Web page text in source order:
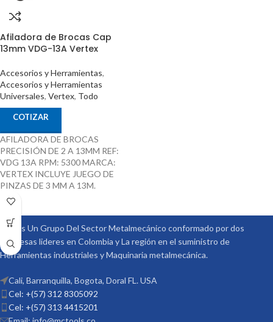
Afiladora de Brocas Cap
13mm VDG-13A Vertex
Accesorios y Herramientas,
Accesorios y Herramientas
Universales, Vertex, Todo
COTIZAR
AFILADORA DE BROCAS
PRECISIÓN DE 2 A 13MM REF:
VDG 13A RPM: 5300 MARCA:
VERTEX INCLUYE JUEGO DE
PINZAS DE 3 MM A 13M.
Somos Un Grupo Del Sector Metalmecánico conformado por dos
empresas lideres en Colombia y La región en el suministro de
Herramientas industriales y Maquinaria metalmecánica.
Cali, Barranquilla, Bogota, Doral FL. USA
Cel: +(57) 312 8305092
Cel: +(57) 313 4415201